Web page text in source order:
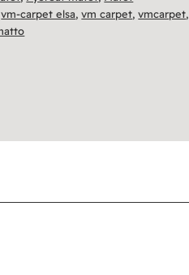
vm-carpet elsa,vm carpet,vmcarpet,